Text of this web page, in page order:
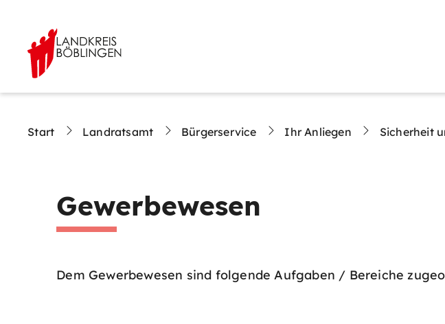
Start Landratsamt Bürgerservice Ihr Anliegen Sicherheit
Gewerbewesen
Dem Gewerbewesen sind folgende Aufgaben / Bereiche